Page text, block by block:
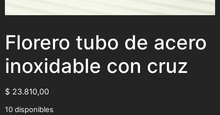
Florero tubo de acero
inoxidable con cruz
$ 23.810,00
10 disponibles